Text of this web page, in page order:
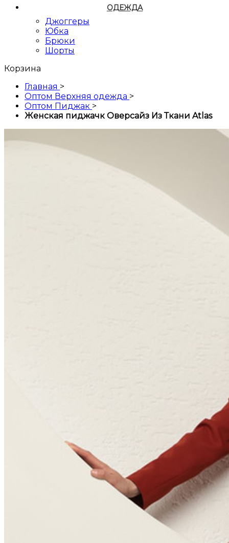
ОДЕЖДА
Джоггеры
Юбка
Брюки
Шорты
Корзина
Главная >
Оптом Верхняя одежда >
Оптом Пиджак >
Женская пиджачк Оверсайз Из Ткани Atlas